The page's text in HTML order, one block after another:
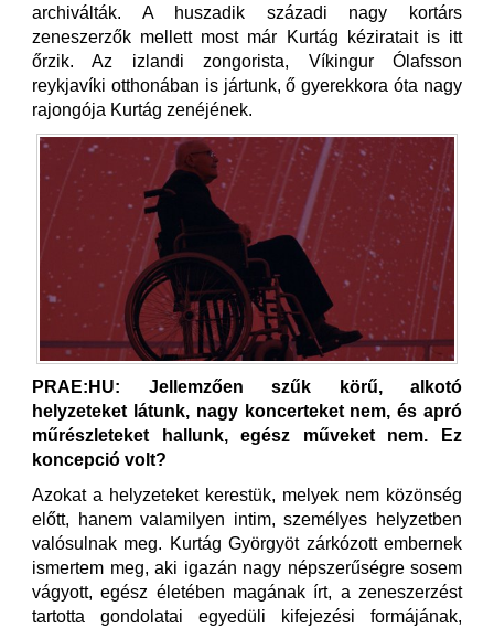
archiválták. A huszadik századi nagy kortárs
zeneszerzők mellett most már Kurtág kéziratait is itt
őrzik. Az izlandi zongorista, Víkingur Ólafsson
reykjavíki otthonában is jártunk, ő gyerekkora óta nagy
rajongója Kurtág zenéjének.
PRAE:HU: Jellemzően szűk körű, alkotó
helyzeteket látunk, nagy koncerteket nem, és apró
műrészleteket hallunk, egész műveket nem. Ez
koncepció volt?
Azokat a helyzeteket kerestük, melyek nem közönség
előtt, hanem valamilyen intim, személyes helyzetben
valósulnak meg. Kurtág Györgyöt zárkózott embernek
ismertem meg, aki igazán nagy népszerűségre sosem
vágyott, egész életében magának írt, a zeneszerzést
tartotta gondolatai egyedüli kifejezési formájának,